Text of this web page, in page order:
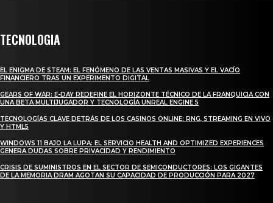
TECNOLOGIA
EL ENIGMA DE STEAM: EL FENÓMENO DE LAS VENTAS MASIVAS Y EL VACÍO
FINANCIERO TRAS UN EXPERIMENTO DIGITAL
GEARS OF WAR: E-DAY REDEFINE EL HORIZONTE TÉCNICO DE LA FRANQUICIA CON
UNA BETA MULTIJUGADOR Y TECNOLOGÍA UNREAL ENGINE 5
TECNOLOGÍAS CLAVE DETRÁS DE LOS CASINOS ONLINE: RNG, STREAMING EN VIVO
Y HTML5
WINDOWS 11 BAJO LA LUPA: EL SERVICIO HEALTH AND OPTIMIZED EXPERIENCES
GENERA DUDAS SOBRE PRIVACIDAD Y RENDIMIENTO
CRISIS DE SUMINISTROS EN EL SECTOR DE SEMICONDUCTORES: LOS GIGANTES
DE LA MEMORIA DRAM AGOTAN SU CAPACIDAD DE PRODUCCIÓN PARA 2027